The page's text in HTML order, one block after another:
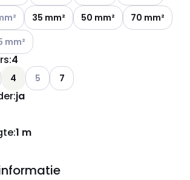
combinatie niet mogelijk)
varianten (Huidige combinatie niet
35 mm² 50 mm²
70 mm²
combinatie niet mogelijk)
varianten (Huidige combinatie niet
mm²
:4
combinatie niet mogelijk)
(Huidige combinatie niet mogelijk)
4 Andere varianten (Huidige combinatie
5 7
:ja
:1 m